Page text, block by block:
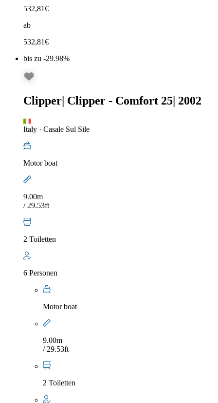
532,81€
ab
532,81€
bis zu -29.98%
Clipper| Clipper - Comfort 25| 2002
Italy · Casale Sul Sile
Motor boat
9.00m
/ 29.53ft
2 Toiletten
6 Personen
Motor boat
9.00m
/ 29.53ft
2 Toiletten